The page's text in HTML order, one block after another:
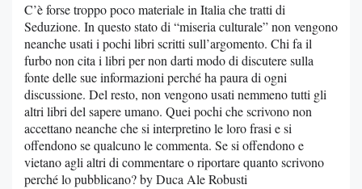
C’è forse troppo poco materiale in Italia che tratti di
Seduzione. In questo stato di “miseria culturale” non vengono
neanche usati i pochi libri scritti sull’argomento. Chi fa il
furbo non cita i libri per non darti modo di discutere sulla
fonte delle sue informazioni perché ha paura di ogni
discussione. Del resto, non vengono usati nemmeno tutti gli
altri libri del sapere umano. Quei pochi che scrivono non
accettano neanche che si interpretino le loro frasi e si
offendono se qualcuno le commenta. Se si offendono e
vietano agli altri di commentare o riportare quanto scrivono
perché lo pubblicano? by Duca Ale Robusti